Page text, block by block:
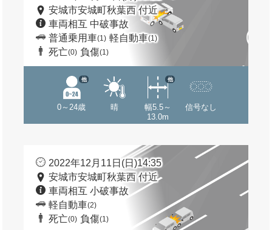
安城市安城町秋葉西 付近
車両相互 中破事故
普通乗用車(1) 軽自動車(1)
死亡(0) 負傷(1)
0～24歳
他
晴
幅5.5～
13.0m
他
信号なし
2022年12月11日(日)14:35
安城市安城町秋葉西 付近
車両相互 小破事故
軽自動車(2)
死亡(0) 負傷(1)